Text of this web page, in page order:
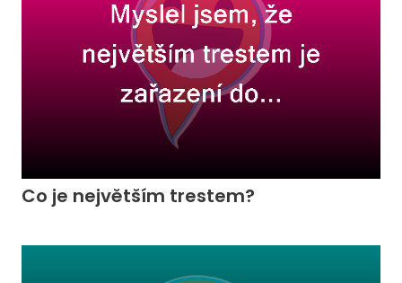
Co je největším trestem?